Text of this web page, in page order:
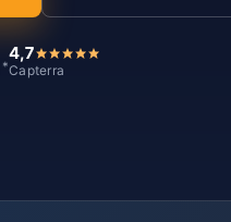
*
4,7
Capterra